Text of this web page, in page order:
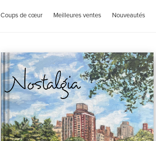
Coups de cœur Meilleures ventes Nouveautés